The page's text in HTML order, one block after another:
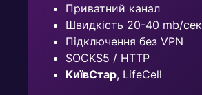
Приватний канал
Швидкість 20-40 mb/сек
Підключення без VPN
SOCKS5 / HTTP
КиївСтар, LifeCell